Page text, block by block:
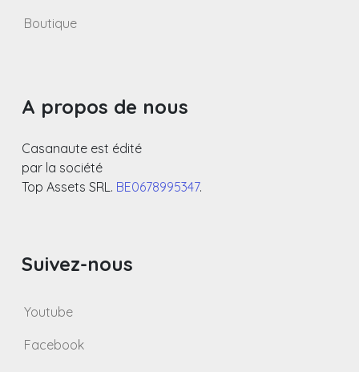
Boutique
A propos de nous
Casanaute est édité
par la société
Top Assets SRL. BE0678995347.
Suivez-nous
Youtube
Facebook